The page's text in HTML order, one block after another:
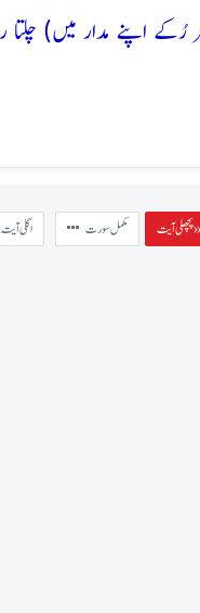
رُکے اپنے مدار میں)
پچھلی آیت » مکمل سورت « اگلی آیت